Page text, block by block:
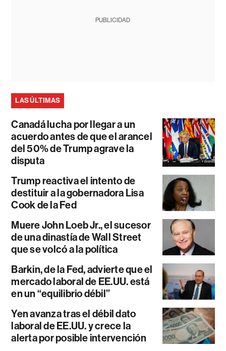
PUBLICIDAD
LAS ÚLTIMAS
Canadá lucha por llegar a un
acuerdo antes de que el arancel
del 50% de Trump agrave la
disputa
Trump reactiva el intento de
destituir a la gobernadora Lisa
Cook de la Fed
Muere John Loeb Jr., el sucesor
de una dinastía de Wall Street
que se volcó a la política
Barkin, de la Fed, advierte que el
mercado laboral de EE.UU. está
en un “equilibrio débil”
Yen avanza tras el débil dato
laboral de EE.UU. y crece la
alerta por posible intervención